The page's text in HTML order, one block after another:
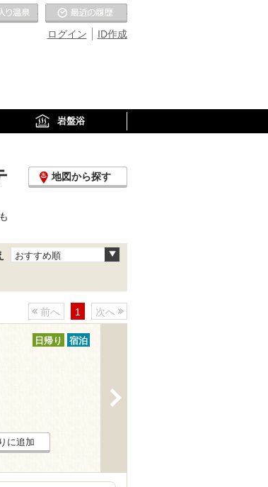
ID作成
ログイン
お気に入りの温泉
岩盤浴
地図から探す
おすすめ順
前へ 1 次へ
日帰り 宿泊
に追加